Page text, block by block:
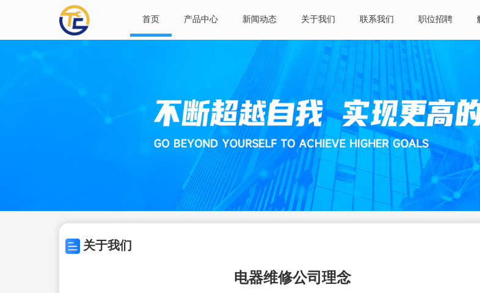
首页 产品中心 新闻动态 关于我们 联系我们 职位招聘
关于我们
电器维修公司理念